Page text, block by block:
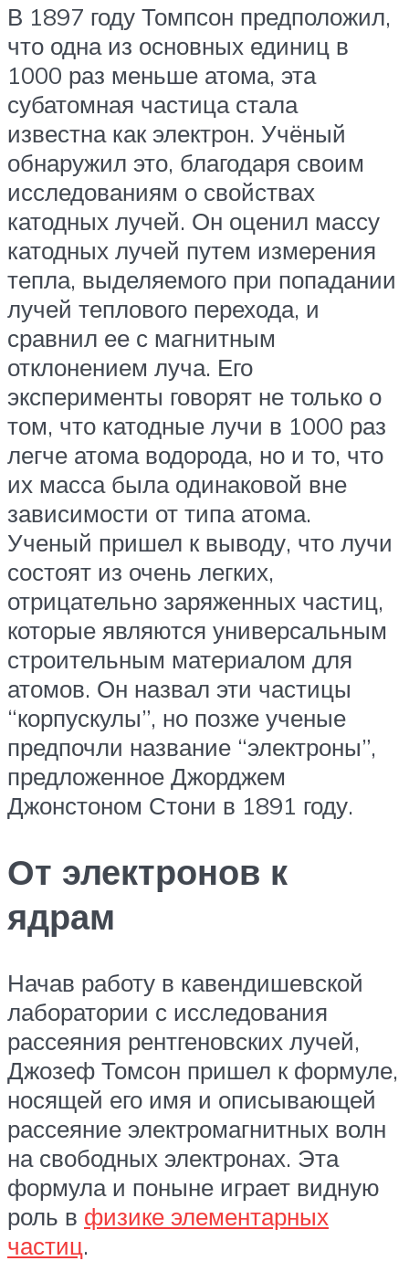
В 1897 году Томпсон предположил,
что одна из основных единиц в
1000 раз меньше атома, эта
субатомная частица стала
известна как электрон. Учёный
обнаружил это, благодаря своим
исследованиям о свойствах
катодных лучей. Он оценил массу
катодных лучей путем измерения
тепла, выделяемого при попадании
лучей теплового перехода, и
сравнил ее с магнитным
отклонением луча. Его
эксперименты говорят не только о
том, что катодные лучи в 1000 раз
легче атома водорода, но и то, что
их масса была одинаковой вне
зависимости от типа атома.
Ученый пришел к выводу, что лучи
состоят из очень легких,
отрицательно заряженных частиц,
которые являются универсальным
строительным материалом для
атомов. Он назвал эти частицы
“корпускулы”, но позже ученые
предпочли название “электроны”,
предложенное Джорджем
Джонстоном Стони в 1891 году.
От электронов к
ядрам
Начав работу в кавендишевской
лаборатории с исследования
рассеяния рентгеновских лучей,
Джозеф Томсон пришел к формуле,
носящей его имя и описывающей
рассеяние электромагнитных волн
на свободных электронах. Эта
формула и поныне играет видную
роль в физике элементарных
частиц.